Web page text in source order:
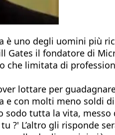
è uno degli uomini più
il fondatore di
limitata di
lottare per
con molti meno soldi
sodo tutta la vita,
?' L’altro gli risponde